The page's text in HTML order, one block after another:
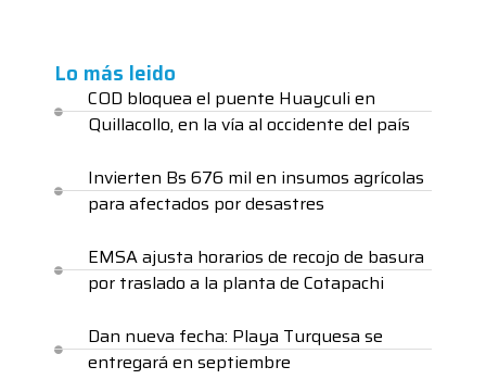
Lo más leido
COD bloquea el puente Huayculi en
Quillacollo, en la vía al occidente del país
Invierten Bs 676 mil en insumos agrícolas
para afectados por desastres
EMSA ajusta horarios de recojo de basura
por traslado a la planta de Cotapachi
Dan nueva fecha: Playa Turquesa se
entregará en septiembre